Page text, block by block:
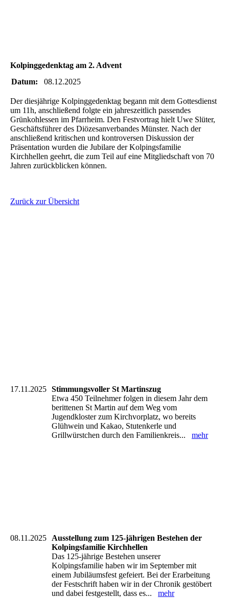
Kolpinggedenktag am 2. Advent
Datum:
08.12.2025
Der diesjährige Kolpinggedenktag begann mit dem Gottesdienst
um 11h, anschließend folgte ein jahreszeitlich passendes
Grünkohlessen im Pfarrheim. Den Festvortrag hielt Uwe Slüter,
Geschäftsführer des Diözesanverbandes Münster. Nach der
anschließend kritischen und kontroversen Diskussion der
Präsentation wurden die Jubilare der Kolpingsfamilie
Kirchhellen geehrt, die zum Teil auf eine Mitgliedschaft von 70
Jahren zurückblicken können.
Zurück zur Übersicht
17.11.2025 Stimmungsvoller St Martinszug
Etwa 450 Teilnehmer folgen in diesem Jahr dem
berittenen St Martin auf dem Weg vom
Jugendkloster zum Kirchvorplatz, wo bereits
Glühwein und Kakao, Stutenkerle und
Grillwürstchen durch den Familienkreis... mehr
08.11.2025
Ausstellung zum 125-jährigen Bestehen der
Kolpingsfamilie Kirchhellen
Das 125-jährige Bestehen unserer
Kolpingsfamilie haben wir im September mit
einem Jubiläumsfest gefeiert. Bei der Erarbeitung
der Festschrift haben wir in der Chronik gestöbert
und dabei festgestellt, dass es... mehr